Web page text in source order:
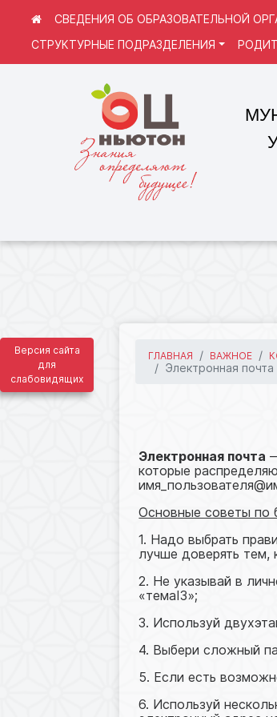
Версия сайта
для
слабовидящих
СВЕДЕНИЯ ОБ ОБРАЗОВАТЕЛЬНОЙ
СТРУКТУРНЫЕ ПОДРАЗДЕЛЕНИЯ
ГЛАВНАЯ ВАЖНОЕ
Электронная почта
Электронная почта
которые
Основные советы по
1. Надо выбрать
лучше доверять тем,
2. Не указывай в
«темаІЗ»;
3. Используй
4. Выбери сложный
5. Если есть
6. Используй